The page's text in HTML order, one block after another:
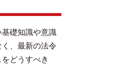
礎知識や意識
、最新の法令
どうすべき